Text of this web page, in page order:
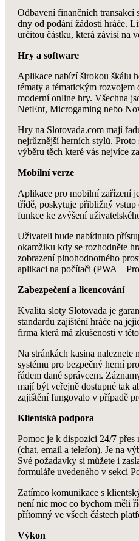
Odbavení finančních transakcí
dny od podání žádosti hráče.
určitou částku, která závisí na
Hry a software
Aplikace nabízí širokou škálu
tématy a tématickým
moderní online hry. Všechna
NetEnt, Microgaming nebo
Hry na Slotovada.com mají
nejrůznější herních stylů. Proto
výběru těch které vás nejvíce
Mobilní verze
Aplikace pro mobilní zařízení
třídě, poskytuje přibližný vstup
funkce ke zvýšení
Uživateli bude nabídnuto
okamžiku kdy se rozhodněte
zobrazení plnohodnotného
aplikaci na počítači (PWA –
Zabezpečení a licencování
Kvalita sloty Slotovada je
standardu zajištění hráče na
firma která má zkušenosti v
Na stránkách kasina
systému pro bezpečný herní
řádem dané správcem.
mají být veřejně dostupné tak
zajištění fungovalo v případě
Klientská podpora
Pomoc je k dispozici 24/7
(chat, email a telefon). Je na
Své požadavky si můžete i
formuláře uvedeného v sekci
Zatímco komunikace s
není nic moc co bychom měli
přítomný ve všech částech
Výkon